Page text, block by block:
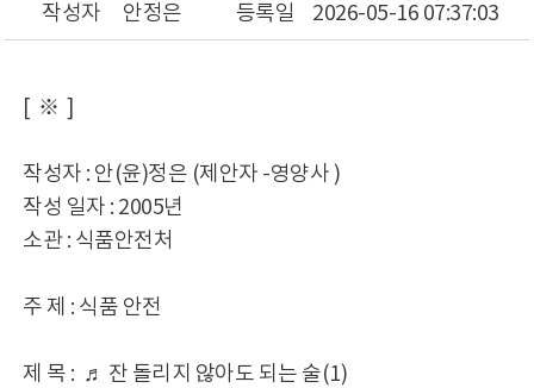
등록일 2026-05-16 07:37:03
작성자 안정은
[ ※ ]
작성자 : 안(윤)정은 (제안자 -영양사 )
작성 일자 : 2005년
소관 : 식품안전처
주 제 : 식품 안전
제 목 : ♬ 잔 돌리지 않아도 되는 술(1)